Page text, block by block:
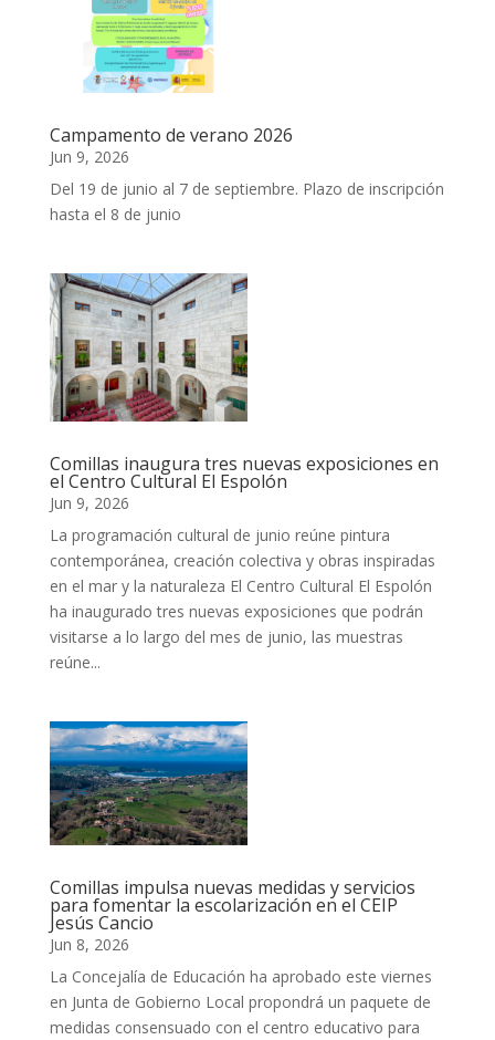
Campamento de verano 2026
Jun 9, 2026
Del 19 de junio al 7 de septiembre. Plazo de inscripción
hasta el 8 de junio
Comillas inaugura tres nuevas exposiciones en
el Centro Cultural El Espolón
Jun 9, 2026
La programación cultural de junio reúne pintura
contemporánea, creación colectiva y obras inspiradas
en el mar y la naturaleza El Centro Cultural El Espolón
ha inaugurado tres nuevas exposiciones que podrán
visitarse a lo largo del mes de junio, las muestras
reúne...
Comillas impulsa nuevas medidas y servicios
para fomentar la escolarización en el CEIP
Jesús Cancio
Jun 8, 2026
La Concejalía de Educación ha aprobado este viernes
en Junta de Gobierno Local propondrá un paquete de
medidas consensuado con el centro educativo para